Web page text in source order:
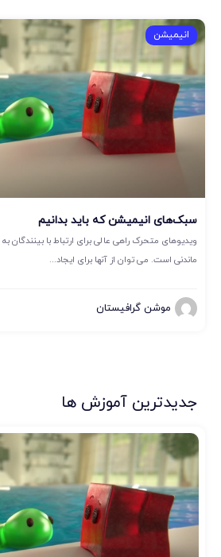
انیمیشن
سبک‌های انیمیشن که باید بدانیم
ویدیوهای متحرک راهی عالی برای ارتباط با بینندگان
ماندنی است. می توان از آنها برای ایجاد...
موشن گرافیستان
جدیدترین آموزش ها